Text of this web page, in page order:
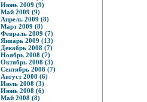
Июнь 2009 (9)
Май 2009 (9)
Апрель 2009 (8)
Март 2009 (8)
Февраль 2009 (7)
Январь 2009 (13)
Декабрь 2008 (7)
Ноябрь 2008 (7)
Октябрь 2008 (3)
Сентябрь 2008 (7)
Август 2008 (6)
Июль 2008 (3)
Июнь 2008 (6)
Май 2008 (8)